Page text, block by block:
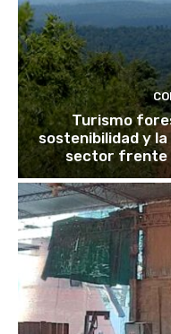
Turismo
sostenibilidad y
sector frente